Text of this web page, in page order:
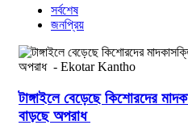
সর্বশেষ
জনপ্রিয়
টাঙ্গাইলে বেড়েছে কিশোরদের
বাড়ছে অপরাধ